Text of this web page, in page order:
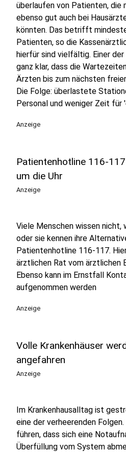
überlaufen von Patienten, die
ebenso gut auch bei
könnten. Das betrifft
Patienten, so die
hierfür sind vielfältig. Einer
ganz klar, dass die
Ärzten bis zum nächsten
Die Folge: überlastete
Personal und weniger Zeit
Anzeige
Patientenhotline 116-
um die Uhr
Anzeige
Viele Menschen wissen
oder sie kennen ihre
Patientenhotline 116-117.
ärztlichen Rat vom ärztlichen
Ebenso kann im Ernstfall
aufgenommen werden
Anzeige
Volle Krankenhäuser
angefahren
Anzeige
Im Krankenhausalltag ist
eine der verheerenden
führen, dass sich eine
Überfüllung vom System